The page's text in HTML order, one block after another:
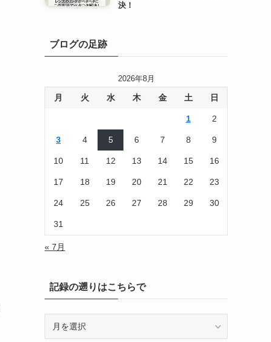
決！
ブログの足跡
2026年8月
月 火 水 木 金 土 日
1 2
3 4 5 6 7 8 9
10 11 12 13 14 15 16
17 18 19 20 21 22 23
24 25 26 27 28 29 30
31
« 7月
記録の遡りはこちらで